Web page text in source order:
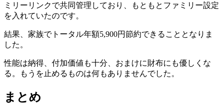
ミリーリンクで共同管理しており、もともとファミリー設定
を入れていたのです。
結果、家族でトータル年額5,900円節約できることとなりま
した。
性能は納得、付加価値も十分、おまけに財布にも優しくな
る。もうを止めるものは何もありませんでした。
まとめ